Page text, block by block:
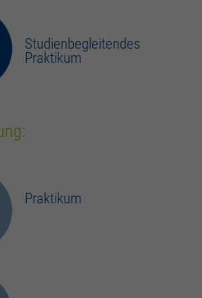
Studienbegleitendes
Praktikum
Praktikum